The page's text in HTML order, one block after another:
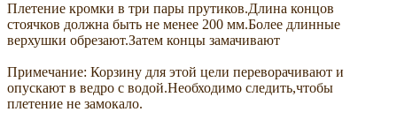
Плетение кромки в три пары прутиков.Длина концов
стоячков должна быть не менее 200 мм.Более длинные
верхушки обрезают.Затем концы замачивают
Примечание: Корзину для этой цели переворачивают и
опускают в ведро с водой.Необходимо следить,чтобы
плетение не замокало.